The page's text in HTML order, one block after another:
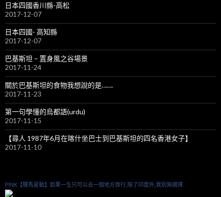
日本四國香川縣-高松
2017-12-07
日本四國- 高知縣
2017-12-07
巴基斯坦 – 置身風之谷場景
2017-11-24
關於巴基斯坦的食物我想說的是…….
2017-11-23
第一句學懂的烏都語(urdu)
2017-11-15
【尋人 1987年6月在喀什坐巴士到巴基斯坦的四名香港女子】
2017-11-10
PINK【驛馬星動】如果一生只可以去一個地方旅行,除了印度外,我別無選擇